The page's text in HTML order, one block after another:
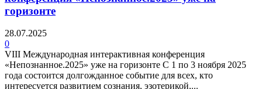
горизонте
28.07.2025
0
VIII Международная интерактивная конференция
«Непознанное.2025» уже на горизонте С 1 по 3 ноября 2025
года состоится долгожданное событие для всех, кто
интересуется развитием сознания, эзотерикой,...